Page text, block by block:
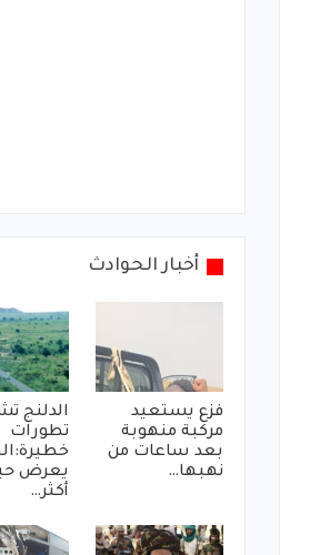
أخبار الحوادث
فزع يستعيد
مركبة منهوبة
بعد ساعات من
نهبها…
الدلنج
تطورات
يعرض
أكثر…